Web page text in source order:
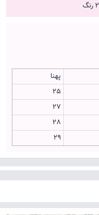
2 رنگ
پهنا
25
27
28
29